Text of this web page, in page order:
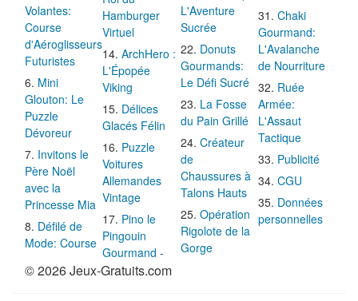
Volantes:
Course
d'Aéroglisseurs
Futuristes
Mini
Glouton: Le
Puzzle
Dévoreur
Invitons le
Père Noël
avec la
Princesse Mia
Défilé de
Mode: Course
Hamburger
Virtuel
ArchHero :
L'Épopée
Viking
Délices
Glacés Félin
Puzzle
Voitures
Allemandes
Vintage
Pino le
Pingouin
Gourmand -
L'Aventure
Sucrée
Donuts
Gourmands:
Le Défi Sucré
La Fosse
du Pain Grillé
Créateur
de
Chaussures à
Talons Hauts
Opération
Rigolote de la
Gorge
Chaki
Gourmand:
L'Avalanche
de Nourriture
Ruée
Armée:
L'Assaut
Tactique
Publicité
CGU
Données
personnelles
© 2026 Jeux-Gratuits.com